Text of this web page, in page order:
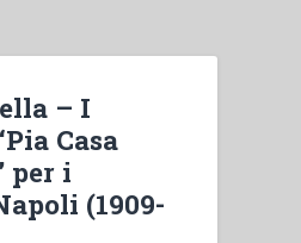
– I
Casa
per i
(1909-